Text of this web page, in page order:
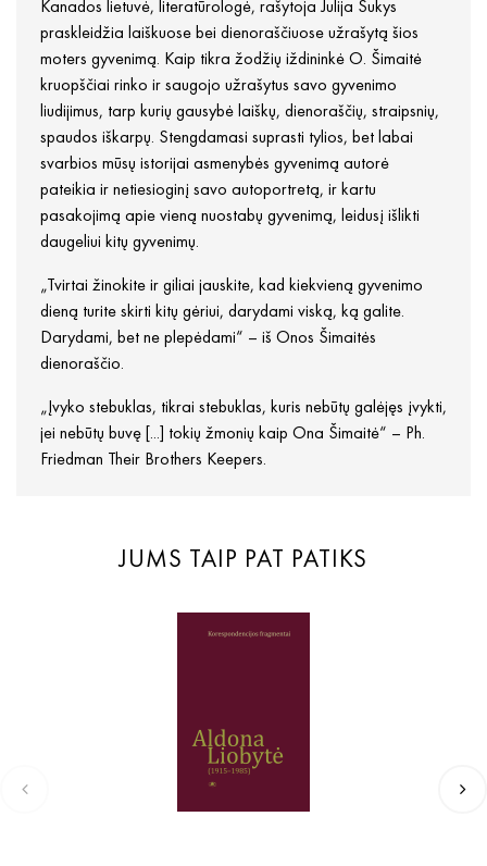
Kanados lietuvė, literatūrologė, rašytoja Julija Šukys
praskleidžia laiškuose bei dienoraščiuose užrašytą šios
moters gyvenimą. Kaip tikra žodžių iždininkė O. Šimaitė
kruopščiai rinko ir saugojo užrašytus savo gyvenimo
liudijimus, tarp kurių gausybė laiškų, dienoraščių, straipsnių,
spaudos iškarpų. Stengdamasi suprasti tylios, bet labai
svarbios mūsų istorijai asmenybės gyvenimą autorė
pateikia ir netiesioginį savo autoportretą, ir kartu
pasakojimą apie vieną nuostabų gyvenimą, leidusį išlikti
daugeliui kitų gyvenimų.
„Tvirtai žinokite ir giliai jauskite, kad kiekvieną gyvenimo
dieną turite skirti kitų gėriui, darydami viską, ką galite.
Darydami, bet ne plepėdami“ – iš Onos Šimaitės
dienoraščio.
„Įvyko stebuklas, tikrai stebuklas, kuris nebūtų galėjęs įvykti,
jei nebūtų buvę [...] tokių žmonių kaip Ona Šimaitė“ – Ph.
Friedman Their Brothers Keepers.
JUMS TAIP PAT PATIKS